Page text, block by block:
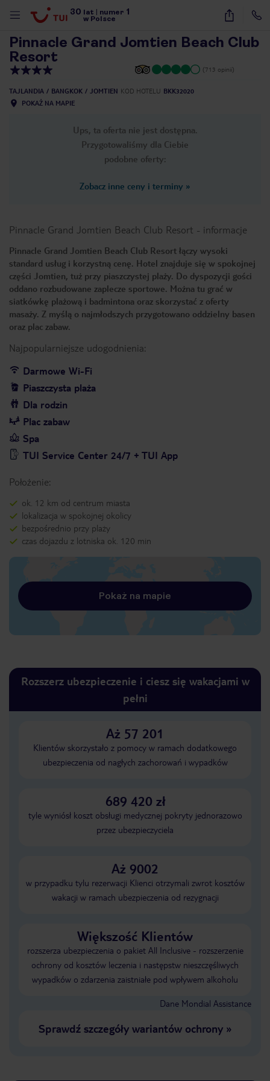
30 lat numer 1
w Polsce
36
Pinnacle Grand Jomtien Beach Club
Resort
(713 opinii)
TAJLANDIA BANGKOK JOMTIEN KOD HOTELU BKK32020
POKAŻ NA MAPIE
Ups, ta oferta nie jest dostępna.
Przygotowaliśmy dla Ciebie
podobne oferty:
Zobacz inne ceny i terminy »
Pinnacle Grand Jomtien Beach Club Resort - informacje
Pinnacle Grand Jomtien Beach Club Resort łączy wysoki
standard usług i korzystną cenę. Hotel znajduje się w spokojnej
części Jomtien, tuż przy piaszczystej plaży. Do dyspozycji gości
oddano rozbudowane zaplecze sportowe. Można tu grać w
siatkówkę plażową i badmintona oraz skorzystać z oferty
masaży. Z myślą o najmłodszych przygotowano oddzielny basen
oraz plac zabaw.
Najpopularniejsze udogodnienia:
Darmowe Wi-Fi
Piaszczysta plaża
Dla rodzin
Plac zabaw
Spa
TUI Service Center 24/7 + TUI App
Położenie:
ok. 12 km od centrum miasta
lokalizacja w spokojnej okolicy
bezpośrednio przy plaży
czas dojazdu z lotniska ok. 120 min
Pokaż na mapie
Rozszerz ubezpieczenie i ciesz się wakacjami w
pełni
Aż 57 201
Klientów skorzystało z pomocy w ramach dodatkowego
ubezpieczenia od nagłych zachorowań i wypadków
689 420 zł
tyle wyniósł koszt obsługi medycznej pokryty jednorazowo
przez ubezpieczyciela
Aż 9002
w przypadku tylu rezerwacji Klienci otrzymali zwrot kosztów
wakacji w ramach ubezpieczenia od rezygnacji
Większość Klientów
rozszerza ubezpieczenia o pakiet All Inclusive - rozszerzenie
ochrony od kosztów leczenia i następstw nieszczęśliwych
wypadków o zdarzenia zaistniałe pod wpływem alkoholu
Dane Mondial Assistance
Sprawdź szczegóły wariantów ochrony»